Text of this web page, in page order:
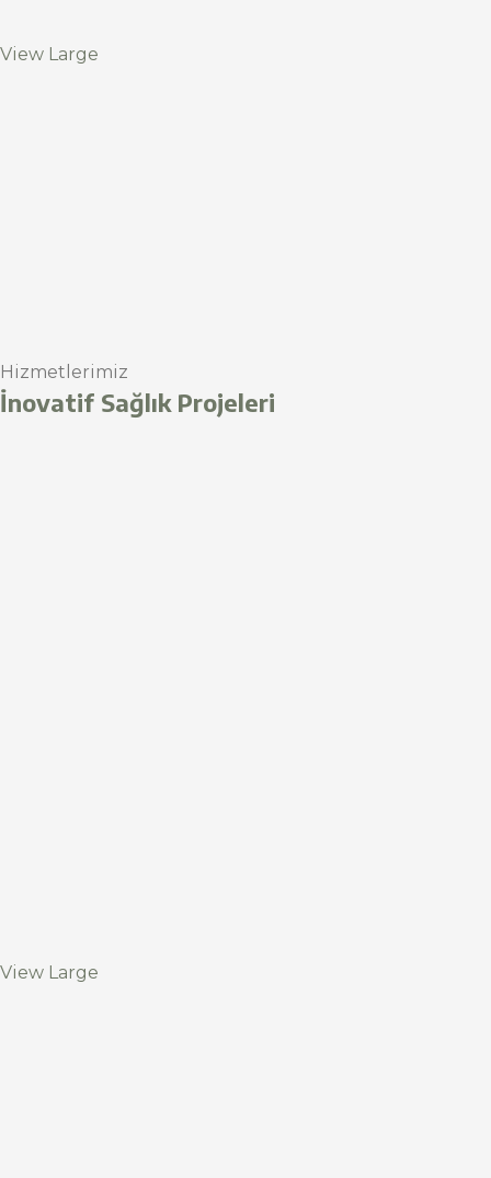
View Large
Hizmetlerimiz
İnovatif Sağlık Projeleri
View Large